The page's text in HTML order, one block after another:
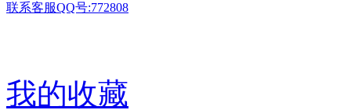
联系客服QQ号:772808
我的收藏